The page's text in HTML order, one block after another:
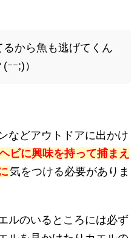
るから魚も逃げてくん
ｰｰ;)）
などアウトドアに出かけ
ビに興味を持って捕まえ
気をつける必要がありま
ルのいるところには必ず